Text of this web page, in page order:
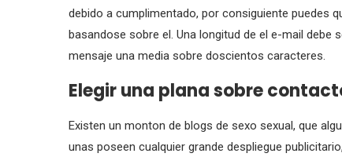
debido a cumplimentado, por consiguiente puedes
basandose sobre el. Una longitud de el e-mail debe
mensaje una media sobre doscientos caracteres.
Elegir una plana sobre
Existen un monton de blogs de sexo sexual, que
unas poseen cualquier grande despliegue